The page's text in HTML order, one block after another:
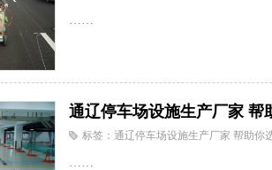
……
通辽停车场设施生产厂家 帮
标签：通辽停车场设施生产厂家 帮助你
……